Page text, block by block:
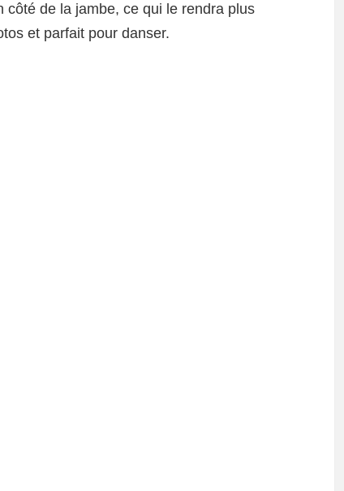
de la jambe, ce qui le rendra plus
et parfait pour danser.